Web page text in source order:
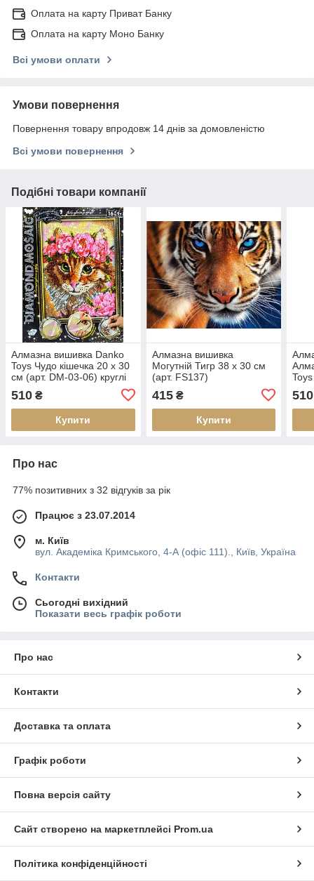
Оплата на карту Приват Банку
Оплата на карту Моно Банку
Всі умови оплати
Умови повернення
Повернення товару впродовж 14 днів за домовленістю
Всі умови повернення
Подібні товари компанії
Алмазна вишивка Danko
Toys Чудо кішечка 20 х 30
см (арт. DM-03-06) круглі
510 ₴
Купити
Алмазна вишивка
Могутній Тигр 38 х 30 см
(арт. FS137)
415₴
Купити
510
Про нас
77% позитивних з 32 відгуків за рік
Працює з 23.07.2014
м. Київ
вул. Академіка Кримського, 4-А (офіс 111)., Київ, Україна
Контакти
Сьогодні вихідний
Показати весь графік роботи
Про нас
Контакти
Доставка та оплата
Графік роботи
Повна версія сайту
Сайт створено на маркетплейсі Prom.ua
Політика конфіденційності